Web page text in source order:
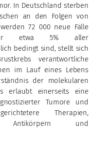
In Deutschland sterben
an den Folgen von
72 000 neue Fälle
etwa 5% aller
bedingt sind, stellt sich
verantwortliche
im Lauf eines Lebens
der molekularen
erlaubt einerseits eine
Tumore und
Therapien,
Antikörpern und